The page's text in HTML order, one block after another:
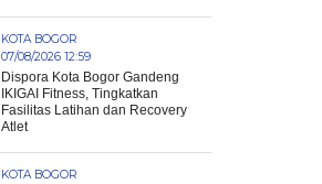
KOTA BOGOR
07/08/2026 12:59
Dispora Kota Bogor Gandeng
IKIGAI Fitness, Tingkatkan
Fasilitas Latihan dan Recovery
Atlet
KOTA BOGOR